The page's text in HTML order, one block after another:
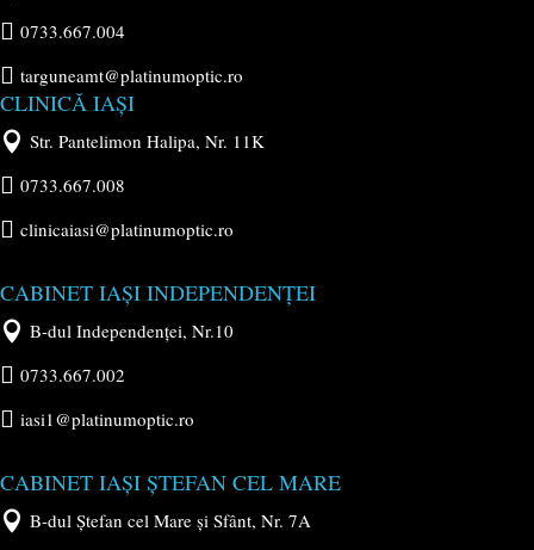
 0733.667.004
 targuneamt@platinumoptic.ro
CLINICĂ IAȘI
 Str. Pantelimon Halipa, Nr. 11K
 0733.667.008
 clinicaiasi@platinumoptic.ro
CABINET IAȘI INDEPENDENȚEI
 B-dul Independenței, Nr.10
 0733.667.002
 iasi1@platinumoptic.ro
CABINET IAȘI ȘTEFAN CEL MARE
 B-dul Ștefan cel Mare și Sfânt, Nr. 7A